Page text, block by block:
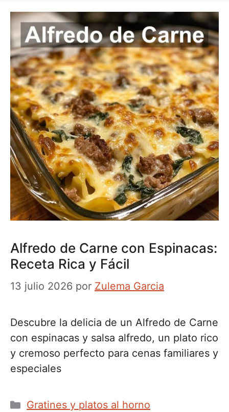
Alfredo de Carne con Espinacas:
Receta Rica y Fácil
13 julio 2026 por Zulema Garcia
Descubre la delicia de un Alfredo de Carne
con espinacas y salsa alfredo, un plato rico
y cremoso perfecto para cenas familiares y
especiales
Categorías
Gratines y platos al horno